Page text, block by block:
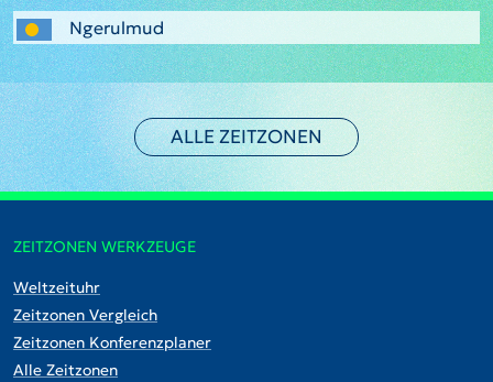
Ngerulmud
ALLE ZEITZONEN
ZEITZONEN WERKZEUGE
Weltzeituhr
Zeitzonen Vergleich
Zeitzonen Konferenzplaner
Alle Zeitzonen